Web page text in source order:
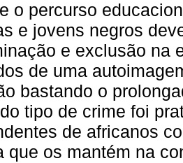
o percurso
e jovens negros
e exclusão na
de uma
bastando o
tipo de crime foi
de africanos
que os mantém na